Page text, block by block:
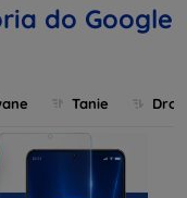
do Google
Tanie